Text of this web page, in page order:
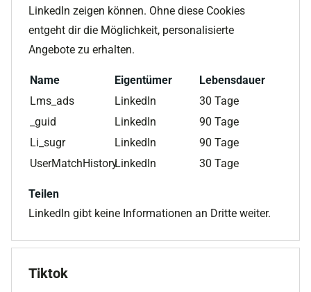
LinkedIn zeigen können. Ohne diese Cookies
entgeht dir die Möglichkeit, personalisierte
Angebote zu erhalten.
Name Eigentümer
Lebensdauer
Lms_ads
LinkedIn
30 Tage
_guid
LinkedIn
90 Tage
Li_sugr
LinkedIn
90 Tage
UserMatchHistoryLinkedIn 30 Tage
Teilen
LinkedIn gibt keine Informationen an Dritte weiter.
Tiktok